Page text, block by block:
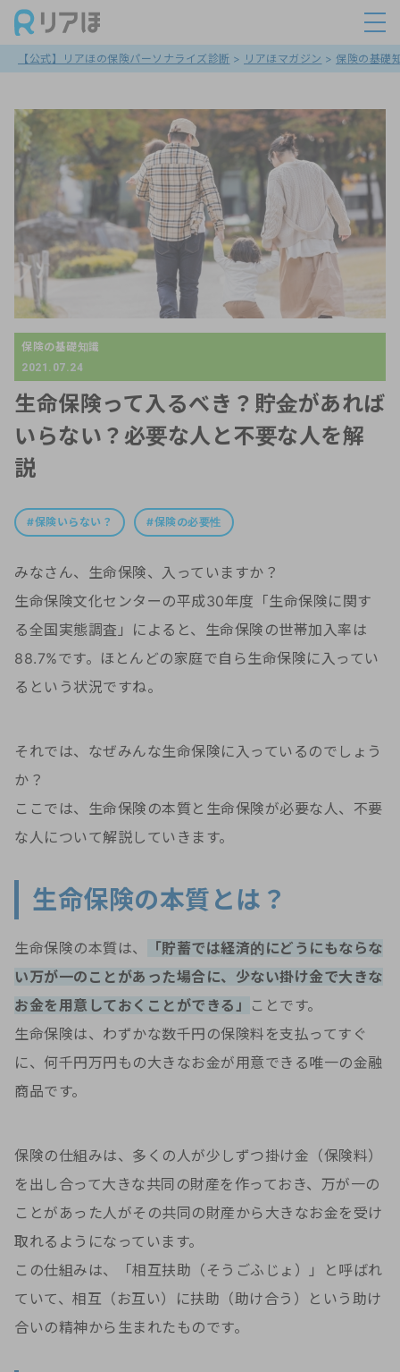
【公式】リアほの保険パーソナライズ診断 > リアほマガジン > 保険の基礎
保険の基礎知識
2021.07.24
生命保険って入るべき？貯金があれば
いらない？必要な人と不要な人を解
説
保険いらない？ 保険の必要性
みなさん、生命保険、入っていますか？
生命保険文化センターの平成30年度「生命保険に関す
る全国実態調査」によると、生命保険の世帯加入率は
88.7%です。ほとんどの家庭で自ら生命保険に入ってい
るという状況ですね。
それでは、なぜみんな生命保険に入っているのでしょう
か？
ここでは、生命保険の本質と生命保険が必要な人、不要
な人について解説していきます。
生命保険の本質とは？
生命保険の本質は、
「貯蓄では経済的にどうにもならな
い万が一のことがあった場合に、少ない掛け金で大きな
お金を用意しておくことができる」
ことです。
生命保険は、わずかな数千円の保険料を支払ってすぐ
に、何千円万円もの大きなお金が用意できる唯一の金融
商品です。
保険の仕組みは、多くの人が少しずつ掛け金（保険料）
を出し合って大きな共同の財産を作っておき、万が一の
ことがあった人がその共同の財産から大きなお金を受け
取れるようになっています。
この仕組みは、「相互扶助（そうごふじょ）」と呼ばれ
ていて、相互（お互い）に扶助（助け合う）という助け
合いの精神から生まれたものです。